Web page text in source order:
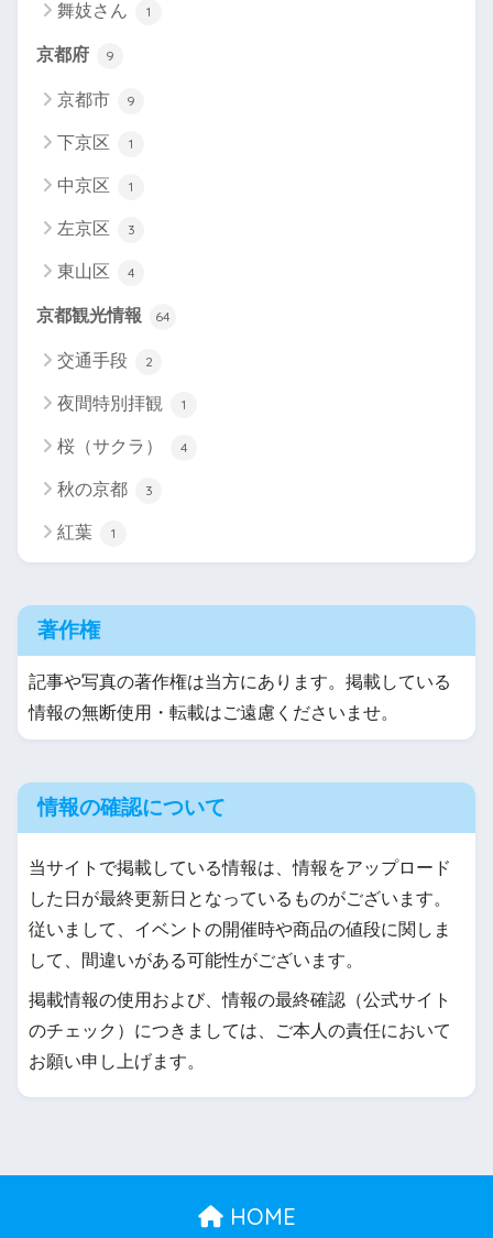
舞妓さん 1
京都府 9
京都市 9
下京区 1
中京区 1
左京区 3
東山区 4
京都観光情報 64
交通手段 2
夜間特別拝観 1
桜（サクラ） 4
秋の京都 3
紅葉 1
著作権
記事や写真の著作権は当方にあります。掲載している
情報の無断使用・転載はご遠慮くださいませ。
情報の確認について
当サイトで掲載している情報は、情報をアップロード
した日が最終更新日となっているものがございます。
従いまして、イベントの開催時や商品の値段に関しま
して、間違いがある可能性がございます。
掲載情報の使用および、情報の最終確認（公式サイト
のチェック）につきましては、ご本人の責任において
お願い申し上げます。
HOME